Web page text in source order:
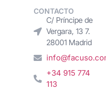
CONTACTO
C/ Príncipe de
Vergara, 13 7.
28001 Madrid
+34 915 774
113